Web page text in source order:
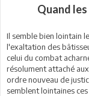
Quand
Il semble bien lointain
l'exaltation des
celui du combat
résolument attaché
ordre nouveau de
semblent lointaines